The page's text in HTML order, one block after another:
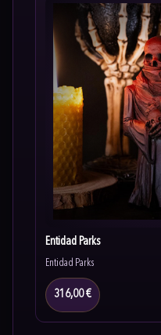
Entidad Parks
Entidad Parks
316,00 €